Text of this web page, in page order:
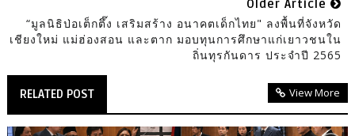
Older Article
“มูลนิธิป่อเต็กตึ๊ง เสริมสร้าง อนาคตเด็กไทย" ลงพื้นที่จังหวัด
เชียงใหม่ แม่ฮ่องสอน และตาก มอบทุนการศึกษาแก่เยาวชนใน
ถิ่นทุรกันดาร ประจำปี 2565
RELATED POST View More